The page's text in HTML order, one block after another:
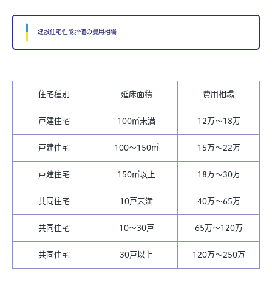
建設住宅性能評価の費用相場
住宅種別 延床面積 費用相場
戸建住宅 100㎡未満 12万〜18万
戸建住宅 100〜150㎡ 15万〜22万
戸建住宅 150㎡以上 18万〜30万
共同住宅 10戸未満 40万〜65万
共同住宅 10〜30戸 65万〜120万
共同住宅 30戸以上 120万〜250万